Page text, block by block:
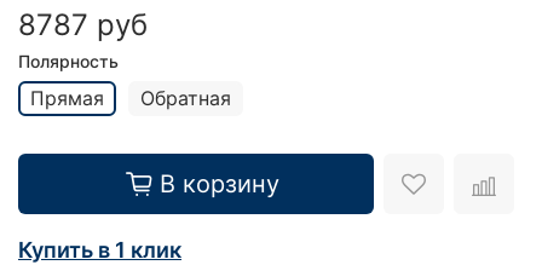
8787 руб
Полярность
Прямая Обратная
В корзину
Купить в 1 клик